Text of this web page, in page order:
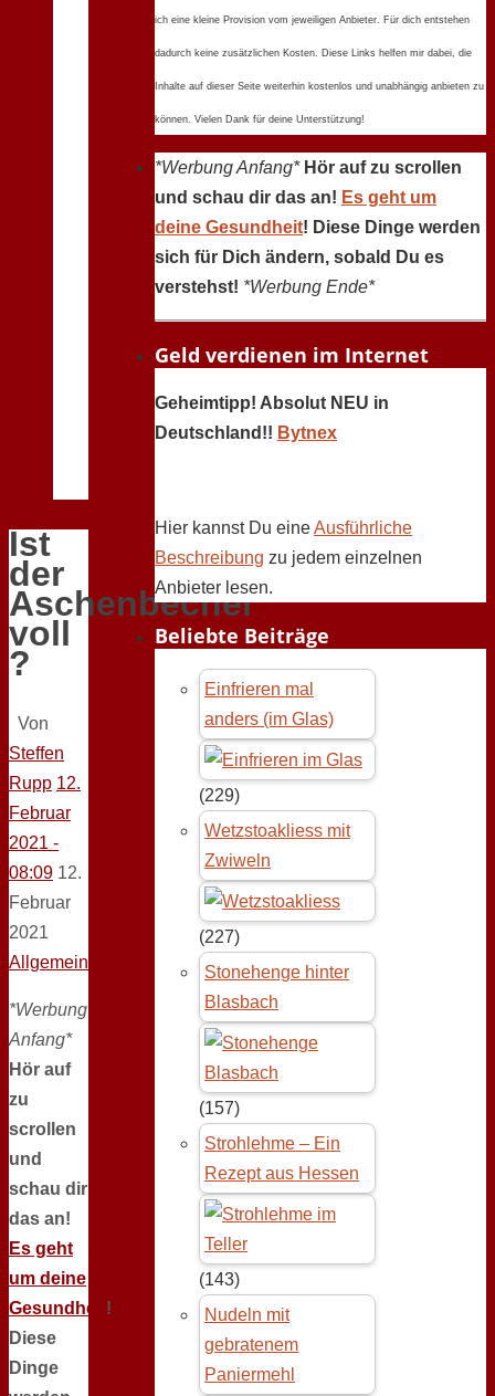
Ist
der
Aschenbecher
voll
?
Von
Steffen
Rupp 12.
Februar
2021 -
08:09 12.
Februar
2021
Allgemein
*Werbung
Anfang*
Hör auf
zu
scrollen
und
schau dir
das an!
Es geht
um deine
Gesundheit !
Diese
Dinge
ich eine kleine Provision vom jeweiligen Anbieter. Für dich entstehen
dadurch keine zusätzlichen Kosten. Diese Links helfen mir dabei, die
Inhalte auf dieser Seite weiterhin kostenlos und unabhängig anbieten zu
können. Vielen Dank für deine Unterstützung!
*Werbung Anfang* Hör auf zu scrollen
und schau dir das an! Es geht um
deine Gesundheit! Diese Dinge werden
sich für Dich ändern, sobald Du es
verstehst! *Werbung Ende*
Geld verdienen im Internet
Geheimtipp! Absolut NEU in
Deutschland!! Bytnex
Hier kannst Du eineAusführliche
Beschreibung zu jedem einzelnen
Anbieter lesen.
Beliebte Beiträge
Einfrieren mal
anders (im Glas)
(229)
Wetzstoakliess mit
Zwiweln
(227)
Stonehenge hinter
Blasbach
(157)
Strohlehme – Ein
Rezept aus Hessen
(143)
Nudeln mit
gebratenem
Paniermehl